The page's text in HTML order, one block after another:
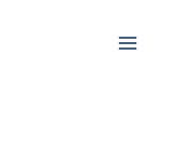
Menu